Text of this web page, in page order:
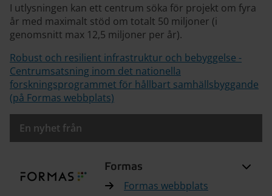
I utlysningen kan ett centrum söka för projekt om fyra
år med maximalt stöd om totalt 50 miljoner (i
genomsnitt max 12,5 miljoner per år).
Robust och resilient infrastruktur och bebyggelse -
Centrumsatsning inom det nationella
forskningsprogrammet för hållbart samhällsbyggande
(på Formas webbplats)
En nyhet från
Formas
Formas webbplats